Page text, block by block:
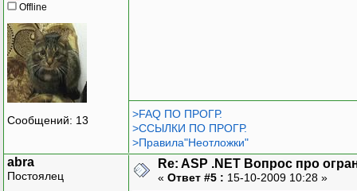
Offline
Сообщений: 13
>FAQ ПО ПРОГР.
>ССЫЛКИ ПО ПРОГР.
>Правила"Неотложки"
abra
Постоялец
Re: ASP .NET Вопрос про
« Ответ #5 : 15-10-2009 10:28 »